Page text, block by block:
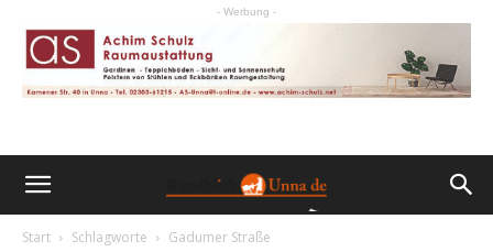
- Werbung -
Start Schlagworte Gadumer Straße